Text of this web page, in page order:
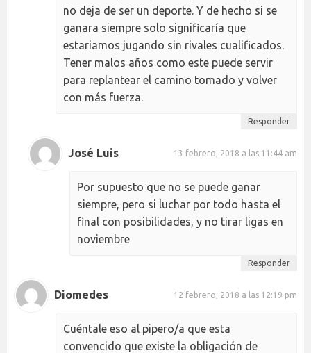
no deja de ser un deporte. Y de hecho si se
ganara siempre solo significaría que
estariamos jugando sin rivales cualificados.
Tener malos años como este puede servir
para replantear el camino tomado y volver
con más fuerza.
Responder
José Luis 13 febrero, 2018 a las 11:44 am
Por supuesto que no se puede ganar
siempre, pero si luchar por todo hasta el
final con posibilidades, y no tirar ligas en
noviembre
Responder
Diomedes 12 febrero, 2018 a las 12:19 pm
Cuéntale eso al pipero/a que esta
convencido que existe la obligación de